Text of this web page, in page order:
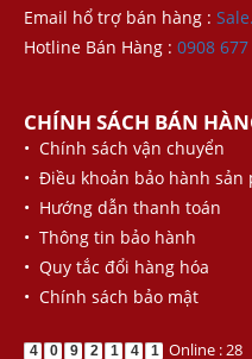
Email hổ trợ bán hàng :
Hotline Bán Hàng : 0908 677
CHÍNH SÁCH BÁN
• Chính sách vận chuyển
• Điều khoản bảo hành sản
• Hướng dẫn thanh toán
• Thông tin bảo hành
• Quy tắc đổi hàng hóa
• Chính sách bảo mật
4 0 9 2 1 4 1 Online : 28